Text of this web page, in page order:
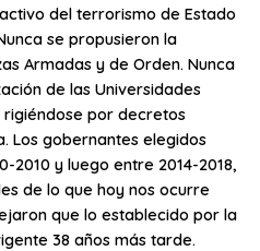
del terrorismo de Estado
se propusieron la
Armadas y de Orden. Nunca
de las Universidades
rigiéndose por decretos
Los gobernantes elegidos
y luego entre 2014-2018,
de lo que hoy nos ocurre
que lo establecido por la
38 años más tarde.